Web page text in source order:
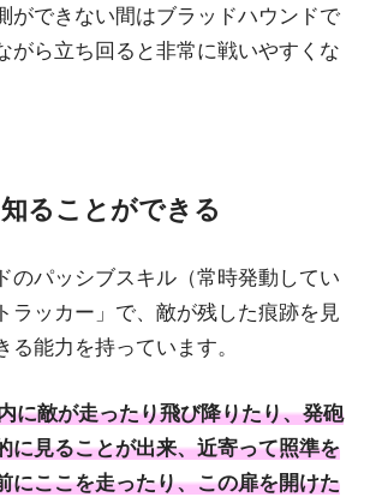
ができない間はブラッドハウンドで
がら立ち回ると非常に戦いやすくな
ることができる
のパッシブスキル（常時発動してい
ラッカー」で、敵が残した痕跡を見
る能力を持っています。
に敵が走ったり飛び降りたり、発砲
に見ることが出来、近寄って照準を
にここを走ったり、この扉を開けた